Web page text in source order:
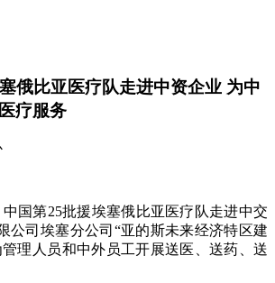
俄比亚医疗队走进中资企业 为中
疗服务
第25批援埃塞俄比亚医疗队走进中交
公司埃塞分公司“亚的斯未来经济特区建
理人员和中外员工开展送医、送药、送